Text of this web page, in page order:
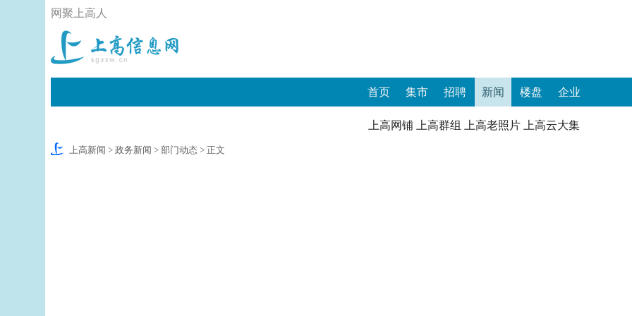
网聚上高人
首页 集市 招聘 新闻 楼盘 企业
上高网铺 上高群组 上高老照片 上高云大集
上高新闻 > 政务新闻 > 部门动态 > 正文